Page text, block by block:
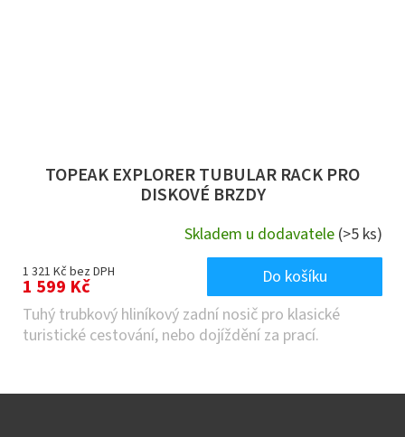
TOPEAK EXPLORER TUBULAR RACK PRO
DISKOVÉ BRZDY
Skladem u dodavatele (>5 ks)
1 321 Kč bez DPH
1 599 Kč
Do košíku
Tuhý trubkový hliníkový zadní nosič pro klasické
turistické cestování, nebo dojíždění za prací.